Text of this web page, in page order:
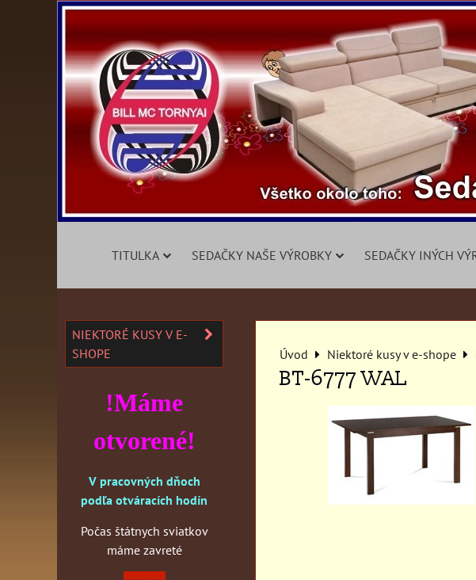
TITULKA SEDAČKY NAŠE VÝROBKY SEDAČKY INÝCH
Úvod Niektoré kusy v e-shope
BT-6777 WAL
NIEKTORÉ KUSY V E-
SHOPE
!Máme
otvorené!
V pracovných dňoch
podľa otváracích hodín
Počas štátnych sviatkov
máme zavreté